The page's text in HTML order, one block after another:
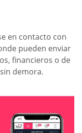
en contacto con
pueden enviar
financieros o de
demora.